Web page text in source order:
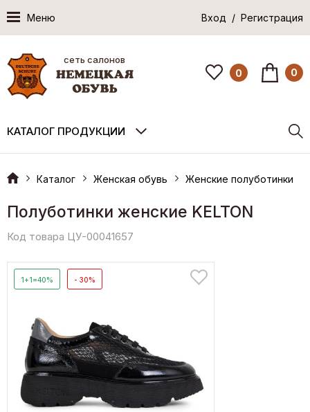
Меню Вход / Регистрация
сеть салонов
0 0
КАТАЛОГ ПРОДУКЦИИ
Каталог Женская обувь Женские полуботинки
Полуботинки женские KELTON
Код товара ЦУ-00041657
1+1=40% - 30%